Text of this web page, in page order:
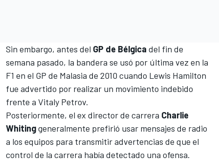
Sin embargo, antes del GP de Bélgica del fin de
semana pasado, la bandera se usó por última vez en la
F1 en el GP de Malasia de 2010 cuando Lewis Hamilton
fue advertido por realizar un movimiento indebido
frente a Vitaly Petrov.
Posteriormente, el ex director de carrera Charlie
Whitinggeneralmente prefirió usar mensajes de radio
a los equipos para transmitir advertencias de que el
control de la carrera había detectado una ofensa.